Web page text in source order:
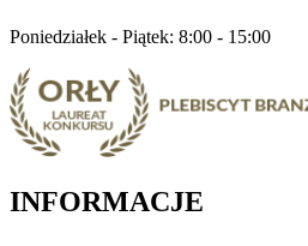
Poniedziałek - Piątek: 8:00 - 15:00
INFORMACJE